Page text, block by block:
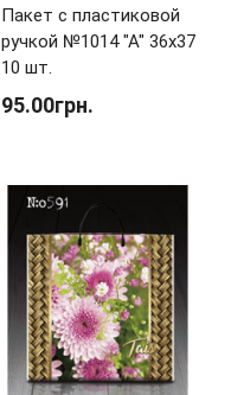
Пакет с пластиковой
ручкой №1014 "А" 36х37
10 шт.
95.00грн.